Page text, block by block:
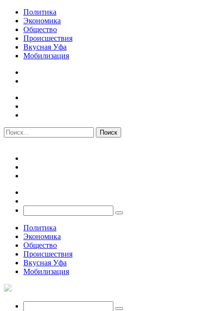
Политика
Экономика
Общество
Происшествия
Вкусная Уфа
Мобилизация
Политика
Экономика
Общество
Происшествия
Вкусная Уфа
Мобилизация